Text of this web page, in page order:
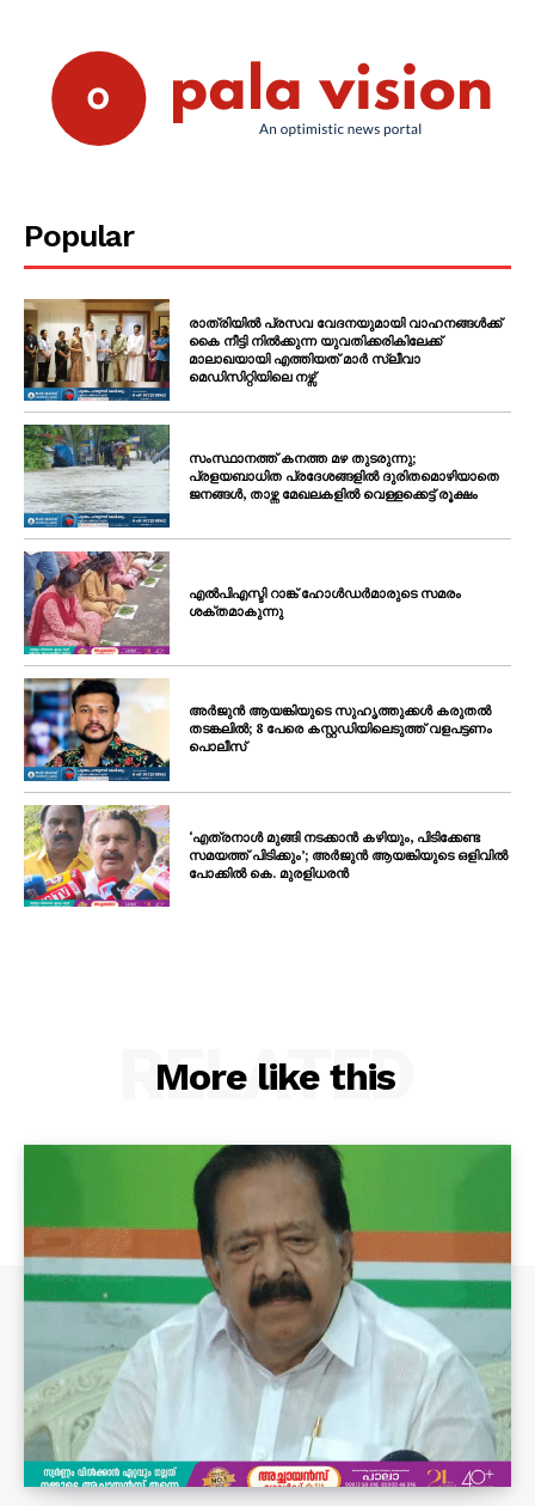
Popular
രാത്രിയിൽ പ്രസവ വേദനയുമായി വാഹനങ്ങൾക്ക്
കൈ നീട്ടി നിൽക്കുന്ന യുവതിക്കരികിലേക്ക്
മാലാഖയായി എത്തിയത് മാർ സ്ലീവാ
മെഡിസിറ്റിയിലെ നഴ്സ്
സംസ്ഥാനത്ത് കനത്ത മഴ തുടരുന്നു;
പ്രളയബാധിത പ്രദേശങ്ങളിൽ ദുരിതമൊഴിയാതെ
ജനങ്ങൾ, താഴ്ന്ന മേഖലകളിൽ വെള്ളക്കെട്ട് രൂക്ഷം
എൽപിഎസ്ടി റാങ്ക് ഹോൾഡർമാരുടെ സമരം
ശക്തമാകുന്നു
അർജുൻ ആയങ്കിയുടെ സുഹൃത്തുക്കൾ കരുതൽ
തടങ്കലിൽ; 8 പേരെ കസ്റ്റഡിയിലെടുത്ത് വളപട്ടണം
പൊലീസ്
‘എത്രനാൾ മുങ്ങി നടക്കാൻ കഴിയും, പിടിക്കേണ്ട
സമയത്ത് പിടിക്കും’; അർജുൻ ആയങ്കിയുടെ ഒളിവിൽ
പോക്കിൽ കെ. മുരളിധരൻ
More like this
RELATED